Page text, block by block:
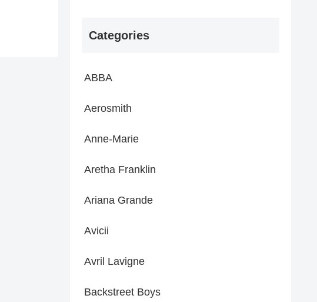
Categories
ABBA
Aerosmith
Anne-Marie
Aretha Franklin
Ariana Grande
Avicii
Avril Lavigne
Backstreet Boys